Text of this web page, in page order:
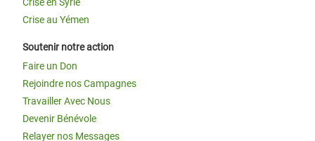
Crise au Yémen
Soutenir notre action
Faire un Don
Rejoindre nos Campagnes
Travailler Avec Nous
Devenir Bénévole
Relayer nos Messages